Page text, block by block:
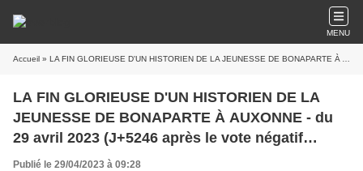
MENU
Accueil » LA FIN GLORIEUSE D'UN HISTORIEN DE LA JEUNESSE DE BONAPARTE À AUXONNE - du 29 avril 2023 (J+5246 après le vote négatif fondateur)
LA FIN GLORIEUSE D'UN HISTORIEN DE LA
JEUNESSE DE BONAPARTE À AUXONNE - du
29 avril 2023 (J+5246 après le vote négatif
fondateur)
Publié le 29/04/2023 à 09:28